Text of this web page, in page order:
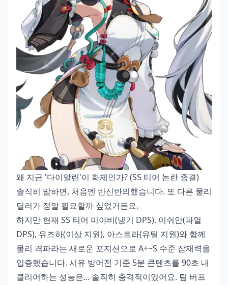
왜 지금 '다이알린'이 화제인가? (SS 티어 논란 종결)
솔직히 말하면, 처음엔 반신반의했습니다. 또 다른 물리
딜러가 정말 필요할까 싶었거든요.
하지만 현재 SS 티어 미야비(냉기 DPS), 이쉬안(파열
DPS), 유즈하(이상 지원), 아스트라(유틸 지원)와 함께
물리 격파라는 새로운 포지션으로 A+~S 수준 잠재력을
입증했습니다. 시유 방어전 기준 5분 콘텐츠를 90초 내
클리어하는 성능은... 솔직히 충격적이었어요. 팀 버프